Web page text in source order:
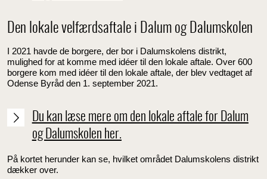
Den lokale velfærdsaftale i Dalum og Dalumskolen
I 2021 havde de borgere, der bor i Dalumskolens distrikt,
mulighed for at komme med idéer til den lokale aftale. Over 600
borgere kom med idéer til den lokale aftale, der blev vedtaget af
Odense Byråd den 1. september 2021.
Du kan læse mere om den lokale aftale for Dalum
og Dalumskolen her.
På kortet herunder kan se, hvilket området Dalumskolens distrikt
dækker over.